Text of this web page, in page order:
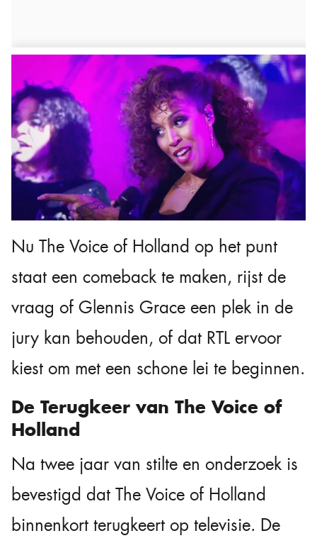
Nu The Voice of Holland op het punt
staat een comeback te maken, rijst de
vraag of Glennis Grace een plek in de
jury kan behouden, of dat RTL ervoor
kiest om met een schone lei te beginnen.
De Terugkeer van The Voice of
Holland
Na twee jaar van stilte en onderzoek is
bevestigd dat The Voice of Holland
binnenkort terugkeert op televisie. De